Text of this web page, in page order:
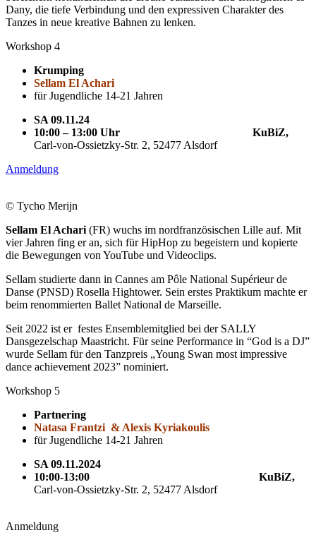
Dany, die tiefe Verbindung und den expressiven Charakter des
Tanzes in neue kreative Bahnen zu lenken.
Workshop 4
Krumping
Sellam El Achari
für Jugendliche 14-21 Jahren
SA 09.11.24
10:00 – 13:00 Uhr
KuBiZ,
Carl-von-Ossietzky-Str. 2, 52477 Alsdorf
Anmeldung
© Tycho Merijn
Sellam El Achari (FR) wuchs im nordfranzösischen Lille auf. Mit
vier Jahren fing er an, sich für HipHop zu begeistern und kopierte
die Bewegungen von YouTube und Videoclips.
Sellam studierte dann in Cannes am Pôle National Supérieur de
Danse (PNSD) Rosella Hightower. Sein erstes Praktikum machte er
beim renommierten Ballet National de Marseille.
Seit 2022 ist er festes Ensemblemitglied bei der SALLY
Dansgezelschap Maastricht. Für seine Performance in “God is a DJ”
wurde Sellam für den Tanzpreis „Young Swan most impressive
dance achievement 2023” nominiert.
Workshop 5
Partnering
Natasa Frantzi & Alexis Kyriakoulis
für Jugendliche 14-21 Jahren
SA 09.11.2024
10:00-13:00 KuBiZ,
Carl-von-Ossietzky-Str. 2, 52477 Alsdorf
Anmeldung